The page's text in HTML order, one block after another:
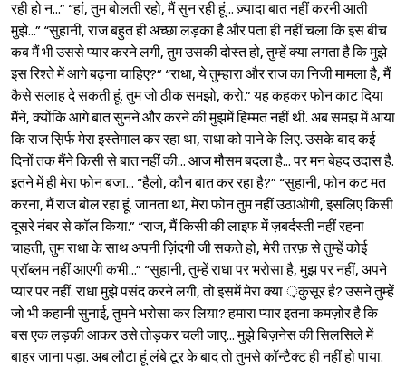
रही हो न...” “हां, तुम बोलती रहो, मैं सुन रही हूं... ज़्यादा बात नहीं करनी आती
मुझे...” “सुहानी, राज बहुत ही अच्छा लड़का है और पता ही नहीं चला कि इस बीच
कब मैं भी उससे प्यार करने लगी, तुम उसकी दोस्त हो, तुम्हें क्या लगता है कि मुझे
इस रिश्ते में आगे बढ़ना चाहिए?” “राधा, ये तुम्हारा और राज का निजी मामला है, मैं
कैसे सलाह दे सकती हूं. तुम जो ठीक समझो, करो.” यह कहकर फोन काट दिया
मैंने, क्योंकि आगे बात सुनने और करने की मुझमें हिम्मत नहीं थी. अब समझ में आया
कि राज स़िर्फ मेरा इस्तेमाल कर रहा था, राधा को पाने के लिए. उसके बाद कई
दिनों तक मैंने किसी से बात नहीं की... आज मौसम बदला है... पर मन बेहद उदास है.
इतने में ही मेरा फोन बजा... “हैलो, कौन बात कर रहा है?” “सुहानी, फोन कट मत
करना, मैं राज बोल रहा हूं. जानता था, मेरा फोन तुम नहीं उठाओगी, इसलिए किसी
दूसरे नंबर से कॉल किया.” “राज, मैं किसी की लाइफ में ज़बर्दस्ती नहीं रहना
चाहती, तुम राधा के साथ अपनी ज़िंदगी जी सकते हो, मेरी तरफ़ से तुम्हें कोई
प्रॉब्लम नहीं आएगी कभी...” “सुहानी, तुम्हें राधा पर भरोसा है, मुझ पर नहीं, अपने
प्यार पर नहीं. राधा मुझे पसंद करने लगी, तो इसमें मेरा क्या ़कुसूर है? उसने तुम्हें
जो भी कहानी सुनाई, तुमने भरोसा कर लिया? हमारा प्यार इतना कमज़ोर है कि
बस एक लड़की आकर उसे तोड़कर चली जाए... मुझे बिज़नेस की सिलसिले में
बाहर जाना पड़ा. अब लौटा हूं लंबे टूर के बाद तो तुमसे कॉन्टैक्ट ही नहीं हो पाया.